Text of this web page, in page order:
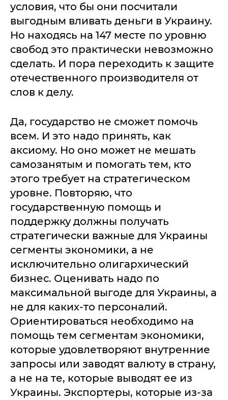
условия, что бы они посчитали
выгодным вливать деньги в Украину.
Но находясь на 147 месте по уровню
свобод это практически невозможно
сделать. И пора переходить к защите
отечественного производителя от
слов к делу.
Да, государство не сможет помочь
всем. И это надо принять, как
аксиому. Но оно может не мешать
самозанятым и помогать тем, кто
этого требует на стратегическом
уровне. Повторяю, что
государственную помощь и
поддержку должны получать
стратегически важные для Украины
сегменты экономики, а не
исключительно олигархический
бизнес. Оценивать надо по
максимальной выгоде для Украины, а
не для каких-то персоналий.
Ориентироваться необходимо на
помощь тем сегментам экономики,
которые удовлетворяют внутренние
запросы или заводят валюту в страну,
а не на те, которые выводят ее из
Украины. Экспортеры, которые из-за